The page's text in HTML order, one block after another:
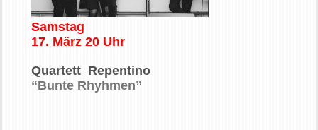
Samstag
17. März 20 Uhr
Quartett Repentino
“Bunte Rhyhmen”